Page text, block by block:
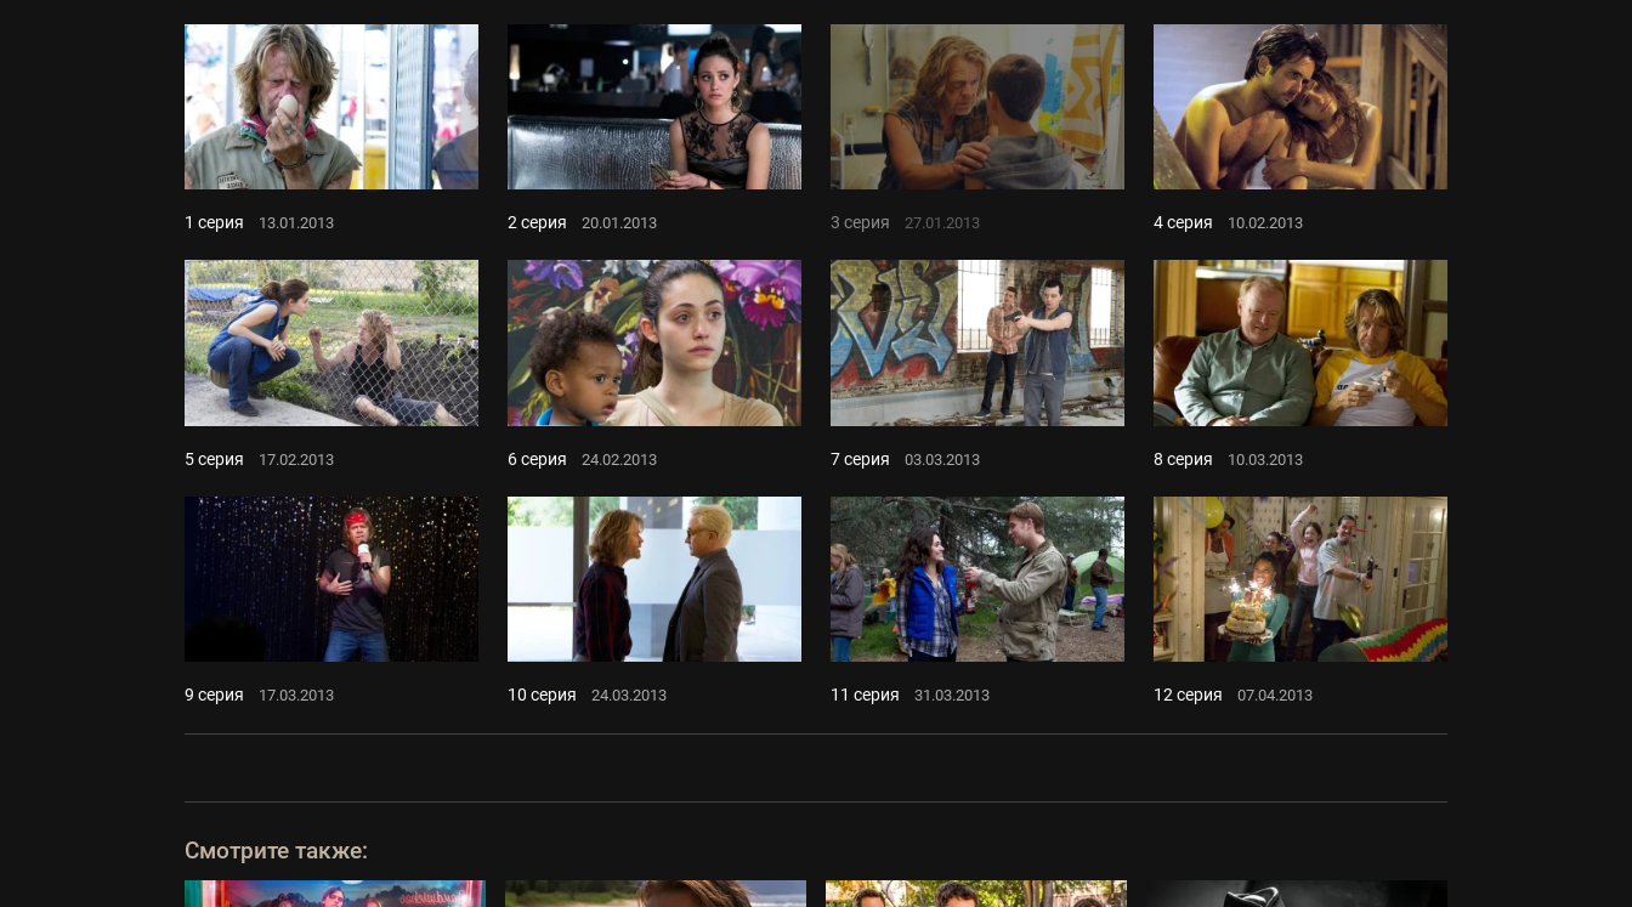
1 серия 13.01.2013 2 серия 20.01.2013 3 серия 27.01.2013 4 серия 10.02.2013
5 серия 17.02.2013 6 серия 24.02.2013 7 серия 03.03.2013 8 серия 10.03.2013
9 серия 17.03.2013 10 серия 24.03.2013 11 серия 31.03.2013 12 серия 07.04.2013
Смотрите также: